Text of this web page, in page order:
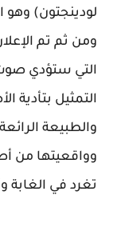
ومن ثم تم
التي ستؤدي صوت
التمثيل بتأدية
والطبيعة
وواقعيتها من
تغرد في الغابة